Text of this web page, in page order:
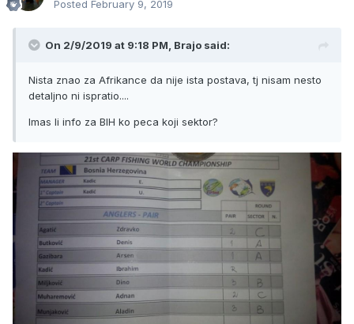
Posted February 9, 2019
On 2/9/2019 at 9:18 PM, Brajo said:
Nista znao za Afrikance da nije ista postava, tj nisam nesto
detaljno ni ispratio....
Imas li info za BIH ko peca koji sektor?